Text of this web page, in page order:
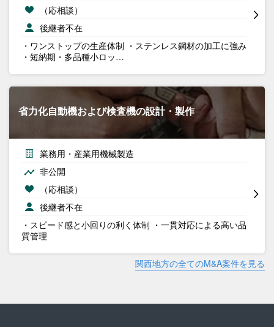
（応相談）
後継者不在
・ワンストップの生産体制 ・ステンレス鋼材の加工に強み
・短納期・多品種小ロッ…
省力化自動機および検査機の設計・製作
業務用・産業用機械製造
非公開
（応相談）
後継者不在
・スピード感と小回りの利く体制 ・一貫対応による高い品
質管理
関西地方の全てのM&A案件を見る